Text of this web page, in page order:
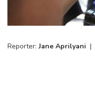
Reporter:Jane Aprilyani |